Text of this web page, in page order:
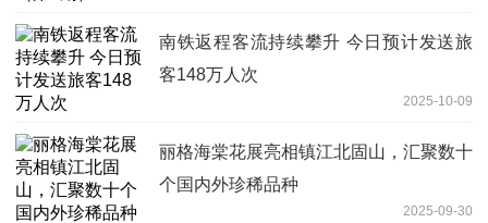
南铁返程客流持续攀升 今日预计发送旅
客148万人次
2025-10-09
丽格海棠花展亮相镇江北固山，汇聚数十
个国内外珍稀品种
2025-09-30